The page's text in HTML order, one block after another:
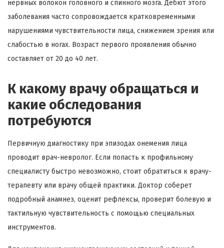
нервных волокон головного и спинного мозга. Дебют этого
заболевания часто сопровождается кратковременными
нарушениями чувствительности лица, снижением зрения или
слабостью в ногах. Возраст первого проявления обычно
составляет от 20 до 40 лет.
К какому врачу обращаться и
какие обследования
потребуются
Первичную диагностику при эпизодах онемения лица
проводит врач-невролог. Если попасть к профильному
специалисту быстро невозможно, стоит обратиться к врачу-
терапевту или врачу общей практики. Доктор соберет
подробный анамнез, оценит рефлексы, проверит болевую и
тактильную чувствительность с помощью специальных
инструментов.